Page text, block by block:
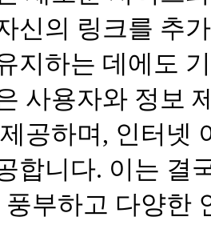
신의 링크를 추
지하는 데에도
사용자와 정보
공하며, 인터넷
합니다. 이는 결
부하고 다양한